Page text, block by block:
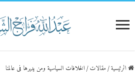
الرئيسية/مقالات/الخلافات السياسية ومن يديرها في عالمنا